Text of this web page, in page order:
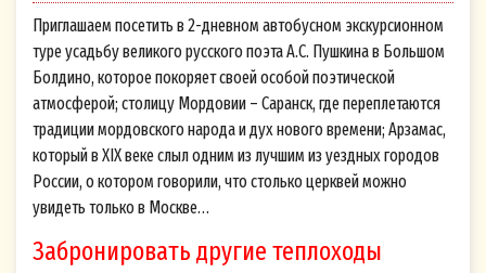
Приглашаем посетить в 2-дневном автобусном экскурсионном
туре усадьбу великого русского поэта А.С. Пушкина в Большом
Болдино, которое покоряет своей особой поэтической
атмосферой; столицу Мордовии – Саранск, где переплетаются
традиции мордовского народа и дух нового времени; Арзамас,
который в XIX веке слыл одним из лучшим из уездных городов
России, о котором говорили, что столько церквей можно
увидеть только в Москве…
Забронировать другие теплоходы